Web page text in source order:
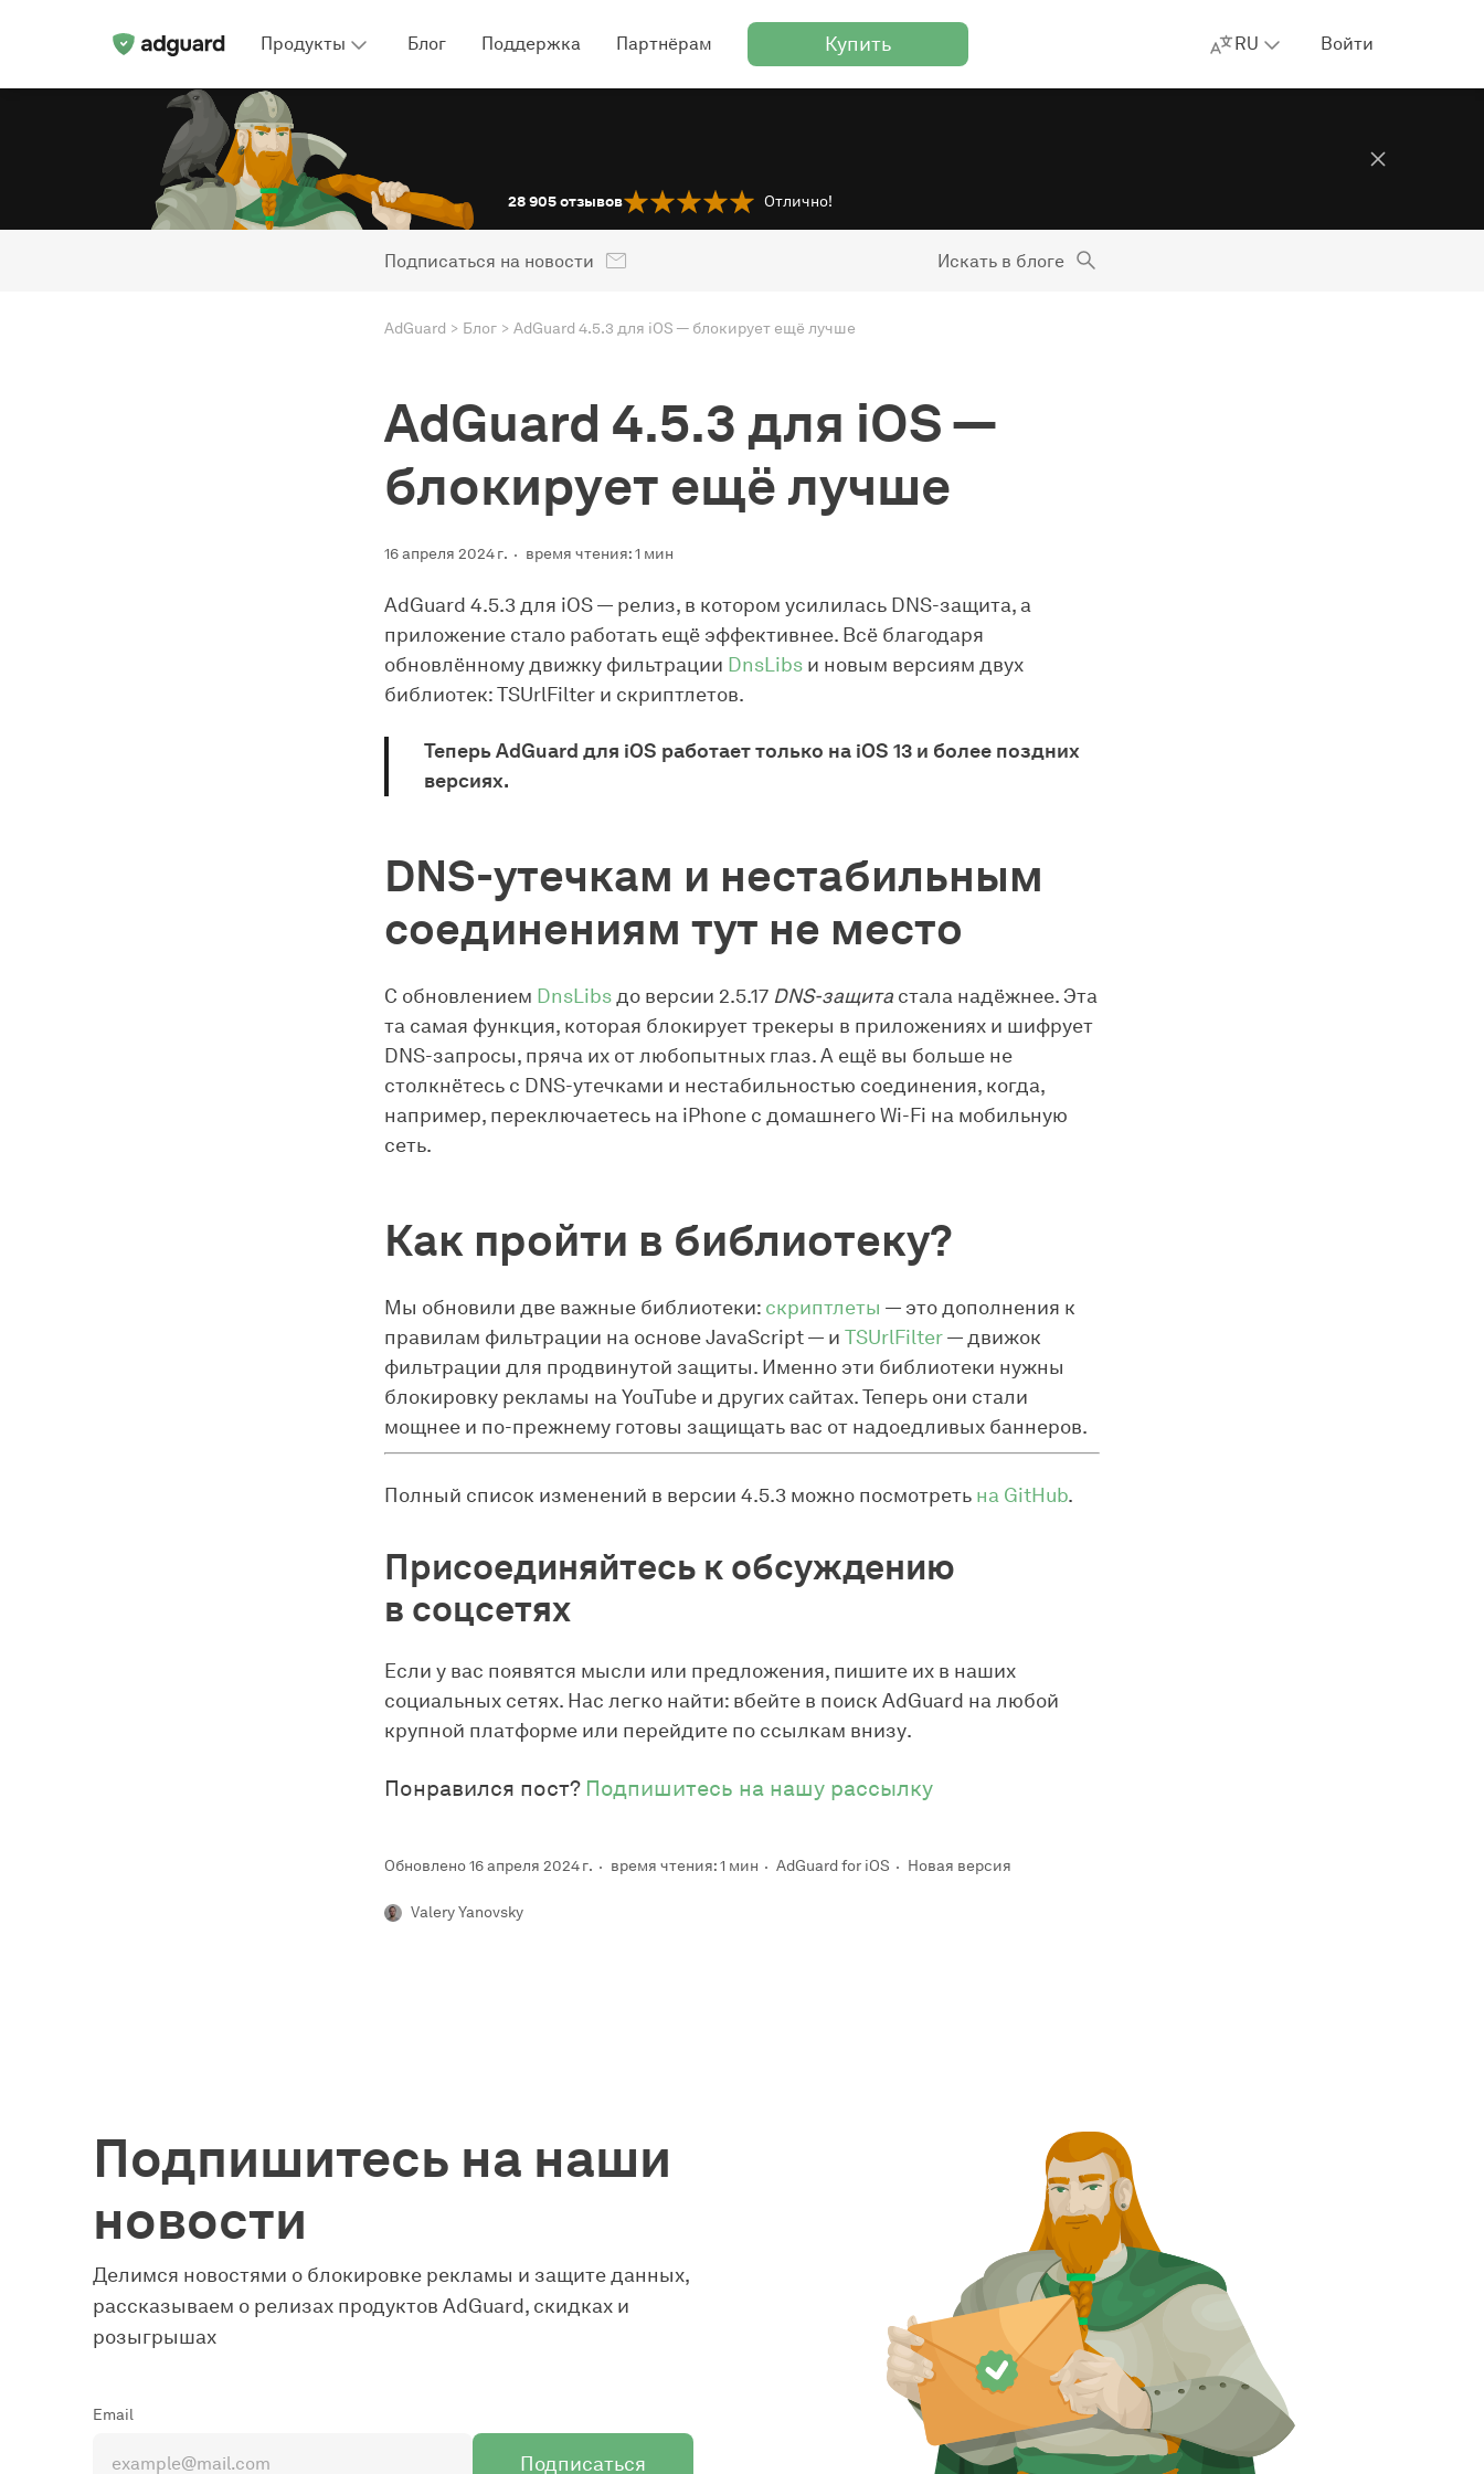
Продукты Блог Поддержка Партнёрам Купить RU Войти
28 905отзывов Отлично!
Подписаться на новости Искать в блоге
AdGuard Блог AdGuard 4.5.3 для iOS — блокирует ещё лучше
AdGuard 4.5.3 для iOS —
блокирует ещё лучше
16 апреля 2024 г. время чтения: 1 мин
AdGuard 4.5.3 для iOS — релиз, в котором усилилась DNS-защита, а
приложение стало работать ещё эффективнее. Всё благодаря
обновлённому движку фильтрации DnsLibs и новым версиям двух
библиотек: TSUrlFilter и скриптлетов.
Теперь AdGuard для iOS работает только на iOS 13 и более поздних
версиях.
DNS-утечкам и нестабильным
соединениям тут не место
С обновлением DnsLibsдо версии 2.5.17 DNS-защита стала надёжнее. Эта
та самая функция, которая блокирует трекеры в приложениях и шифрует
DNS-запросы, пряча их от любопытных глаз. А ещё вы больше не
столкнётесь с DNS-утечками и нестабильностью соединения, когда,
например, переключаетесь на iPhone с домашнего Wi-Fi на мобильную
сеть.
Как пройти в библиотеку?
Мы обновили две важные библиотеки: скриптлеты — это дополнения к
правилам фильтрации на основе JavaScript — и TSUrlFilter— движок
фильтрации для продвинутой защиты. Именно эти библиотеки нужны
блокировку рекламы на YouTube и других сайтах. Теперь они стали
мощнее и по-прежнему готовы защищать вас от надоедливых баннеров.
Полный список изменений в версии 4.5.3 можно посмотреть на GitHub.
Присоединяйтесь к обсуждению
в соцсетях
Если у вас появятся мысли или предложения, пишите их в наших
социальных сетях. Нас легко найти: вбейте в поиск AdGuard на любой
крупной платформе или перейдите по ссылкам внизу.
Понравился пост? Подпишитесь на нашу рассылку
Обновлено 16 апреля 2024 г. время чтения: 1 мин AdGuard for iOS Новая версия
Valery Yanovsky
Подпишитесь на наши
новости
Делимся новостями о блокировке рекламы и защите данных,
рассказываем о релизах продуктов AdGuard, скидках и
розыгрышах
Email
Подписаться